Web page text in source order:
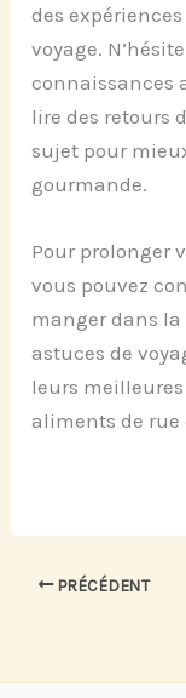
des
voyage.
connaissances
lire des retours
sujet pour
gourmande.
Pour prolonger
vous pouvez
manger dans la
astuces de
leurs
aliments de rue
PRÉCÉDENT